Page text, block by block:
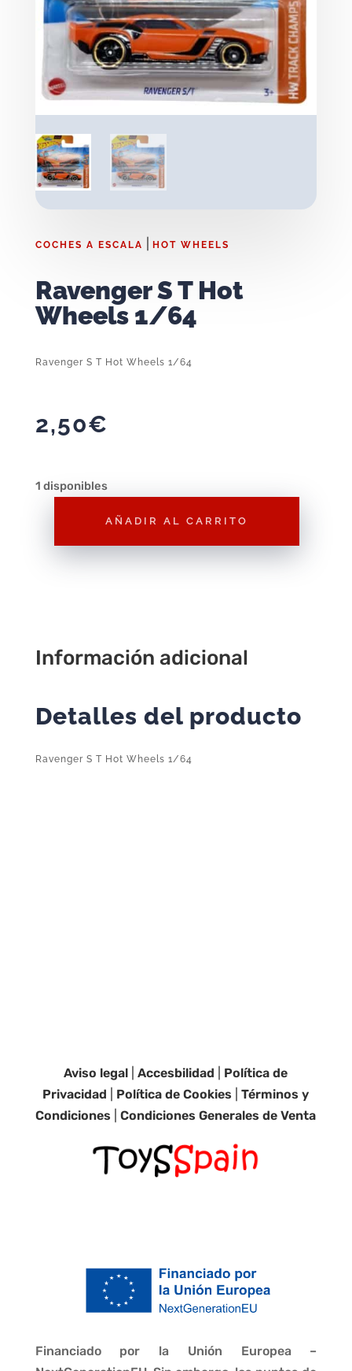
COCHES A ESCALA HOT WHEELS
Ravenger S T Hot
Wheels 1/64
Ravenger S T Hot Wheels 1/64
2,50€
1 disponibles
cantidad
AÑADIR AL CARRITO
Información adicional
Detalles del producto
Ravenger S T Hot Wheels 1/64
Aviso legal |Accesbilidad
Política de
Privacidad
Política de Cookies |Términos y
Condiciones |Condiciones Generales de Venta
Financiado por la Unión Europea –